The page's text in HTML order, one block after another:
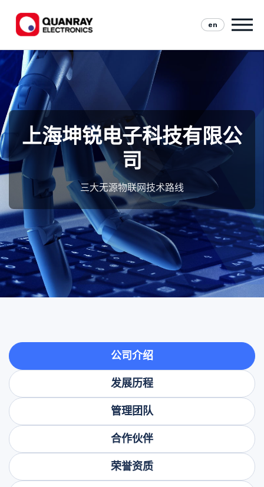
en
上海坤锐电子科技有限公
司
三大无源物联网技术路线
公司介绍
发展历程
管理团队
合作伙伴
荣誉资质